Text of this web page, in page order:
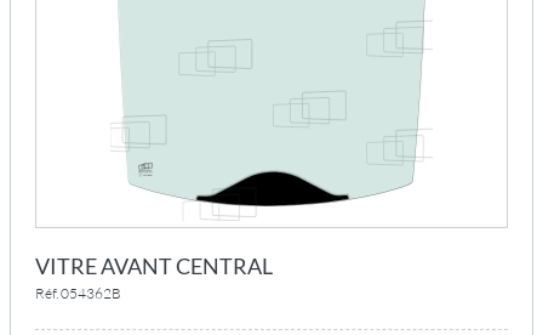
VITRE AVANT CENTRAL
Réf. 054362B